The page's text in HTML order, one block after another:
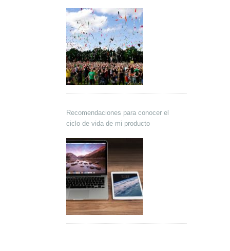
Recomendaciones para conocer el
ciclo de vida de mi producto